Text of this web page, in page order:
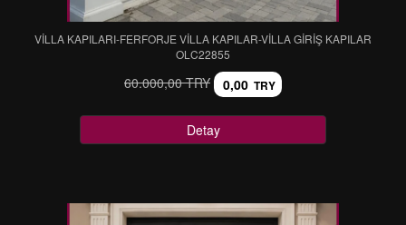
VİLLA KAPILARI-FERFORJE VİLLA KAPILAR-VİLLA GİRİŞ KAPILAR
OLC22855
60.000,00 TRY 0,00 TRY
Detay